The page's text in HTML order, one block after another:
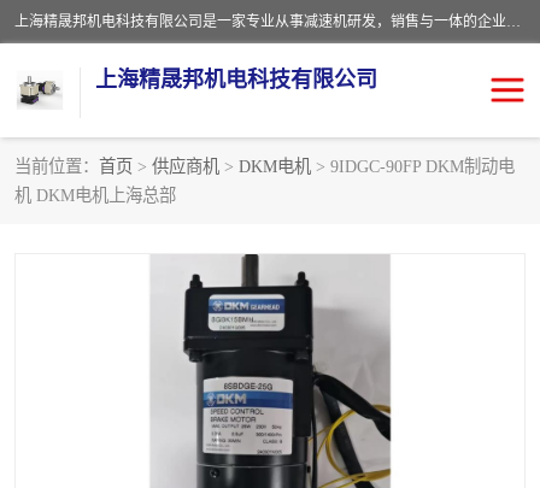
上海精晟邦机电科技有限公司是一家专业从事减速机研发，销售与一体的企业。公司拥有资深技术人员和技术团队服务人才，致力于为广大客户提供专业，细致的产品服务。主营产品有：中型减速电机，微型调速电机，精密行星减速机，蜗轮蜗杆减速机，RFKS四大系列减速机，SKM双曲面齿轮减速机，齿轮减速电机，行星减速机，防爆电机，变频器等系列；产品广泛用于汽车，船舶，能源，环保，包装，物流等领域，欢迎咨询。
上海精晟邦机电科技有限公司
当前位置： 首页 > 供应商机 > DKM电机 > 9IDGC-90FP DKM制动电
机 DKM电机上海总部
减速电机
JSCC精研电机
精晟邦四大系列
精晟邦微型齿轮减速电机
晟邦电机